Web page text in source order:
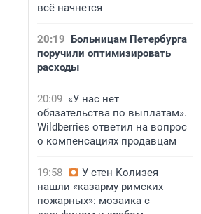
всё начнется
20:19 Больницам Петербурга
поручили оптимизировать
расходы
20:09 «У нас нет
обязательства по выплатам».
Wildberries ответил на вопрос
о компенсациях продавцам
19:58
У стен Колизея
нашли «казарму римских
пожарных»: мозаика с